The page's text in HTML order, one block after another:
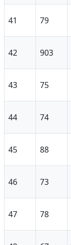
41 79
42 903
43 75
44 74
45 88
46 73
47 78